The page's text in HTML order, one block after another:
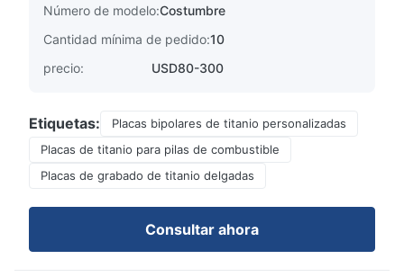
Número de modelo:Costumbre
Cantidad mínima de pedido:10
precio:
USD80-300
Etiquetas:
Placas bipolares de titanio personalizadas
Placas de titanio para pilas de combustible
Placas de grabado de titanio delgadas
Consultar ahora